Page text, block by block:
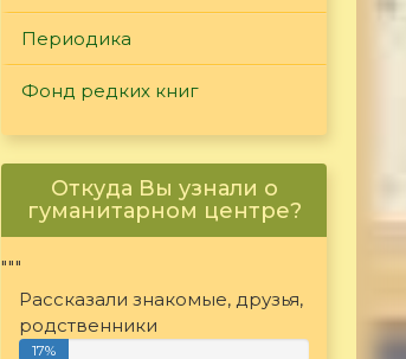
Периодика
Фонд редких книг
Откуда Вы узнали о
гуманитарном центре?
"""
Рассказали знакомые, друзья,
родственники
17%